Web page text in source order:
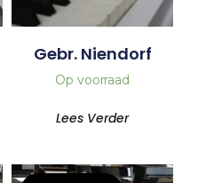
Gebr. Niendorf
Op voorraad
Lees Verder